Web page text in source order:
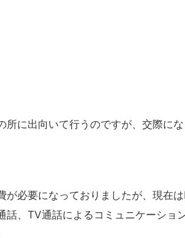
に出向いて行うのですが、交際に
必要になっておりましたが、現在
、TV通話によるコミュニケーショ